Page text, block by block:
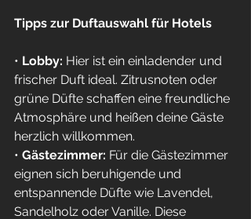
Tipps zur Duftauswahl für Hotels
• Lobby: Hier ist ein einladender und
frischer Duft ideal. Zitrusnoten oder
grüne Düfte schaffen eine freundliche
Atmosphäre und heißen deine Gäste
herzlich willkommen.
• Gästezimmer: Für die Gästezimmer
eignen sich beruhigende und
entspannende Düfte wie Lavendel,
Sandelholz oder Vanille. Diese